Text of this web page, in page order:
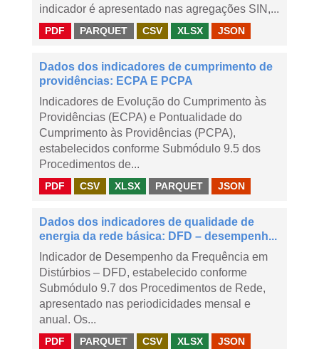
indicador é apresentado nas agregações SIN,...
PDF PARQUET CSV XLSX JSON
Dados dos indicadores de cumprimento de
providências: ECPA E PCPA
Indicadores de Evolução do Cumprimento às
Providências (ECPA) e Pontualidade do
Cumprimento às Providências (PCPA),
estabelecidos conforme Submódulo 9.5 dos
Procedimentos de...
PDF CSV XLSX PARQUET JSON
Dados dos indicadores de qualidade de
energia da rede básica: DFD – desempenh...
Indicador de Desempenho da Frequência em
Distúrbios – DFD, estabelecido conforme
Submódulo 9.7 dos Procedimentos de Rede,
apresentado nas periodicidades mensal e
anual. Os...
PDF PARQUET CSV XLSX JSON